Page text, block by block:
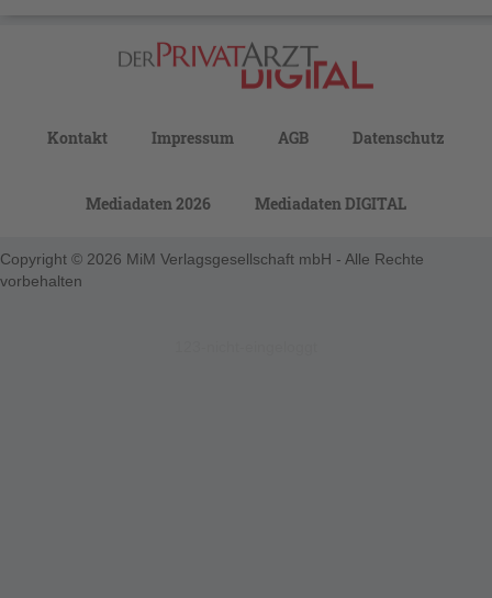
Kontakt Impressum AGB Datenschutz
Mediadaten 2026 Mediadaten DIGITAL
Copyright © 2026 MiM Verlagsgesellschaft mbH - Alle Rechte
vorbehalten